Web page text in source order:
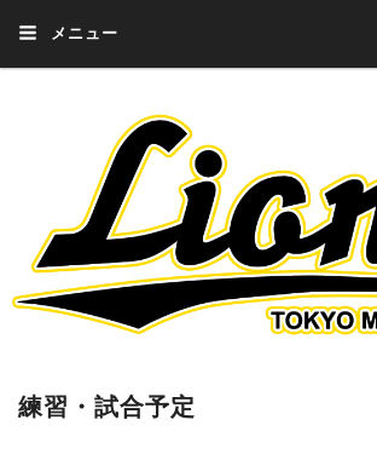
メニュー
練習・試合予定